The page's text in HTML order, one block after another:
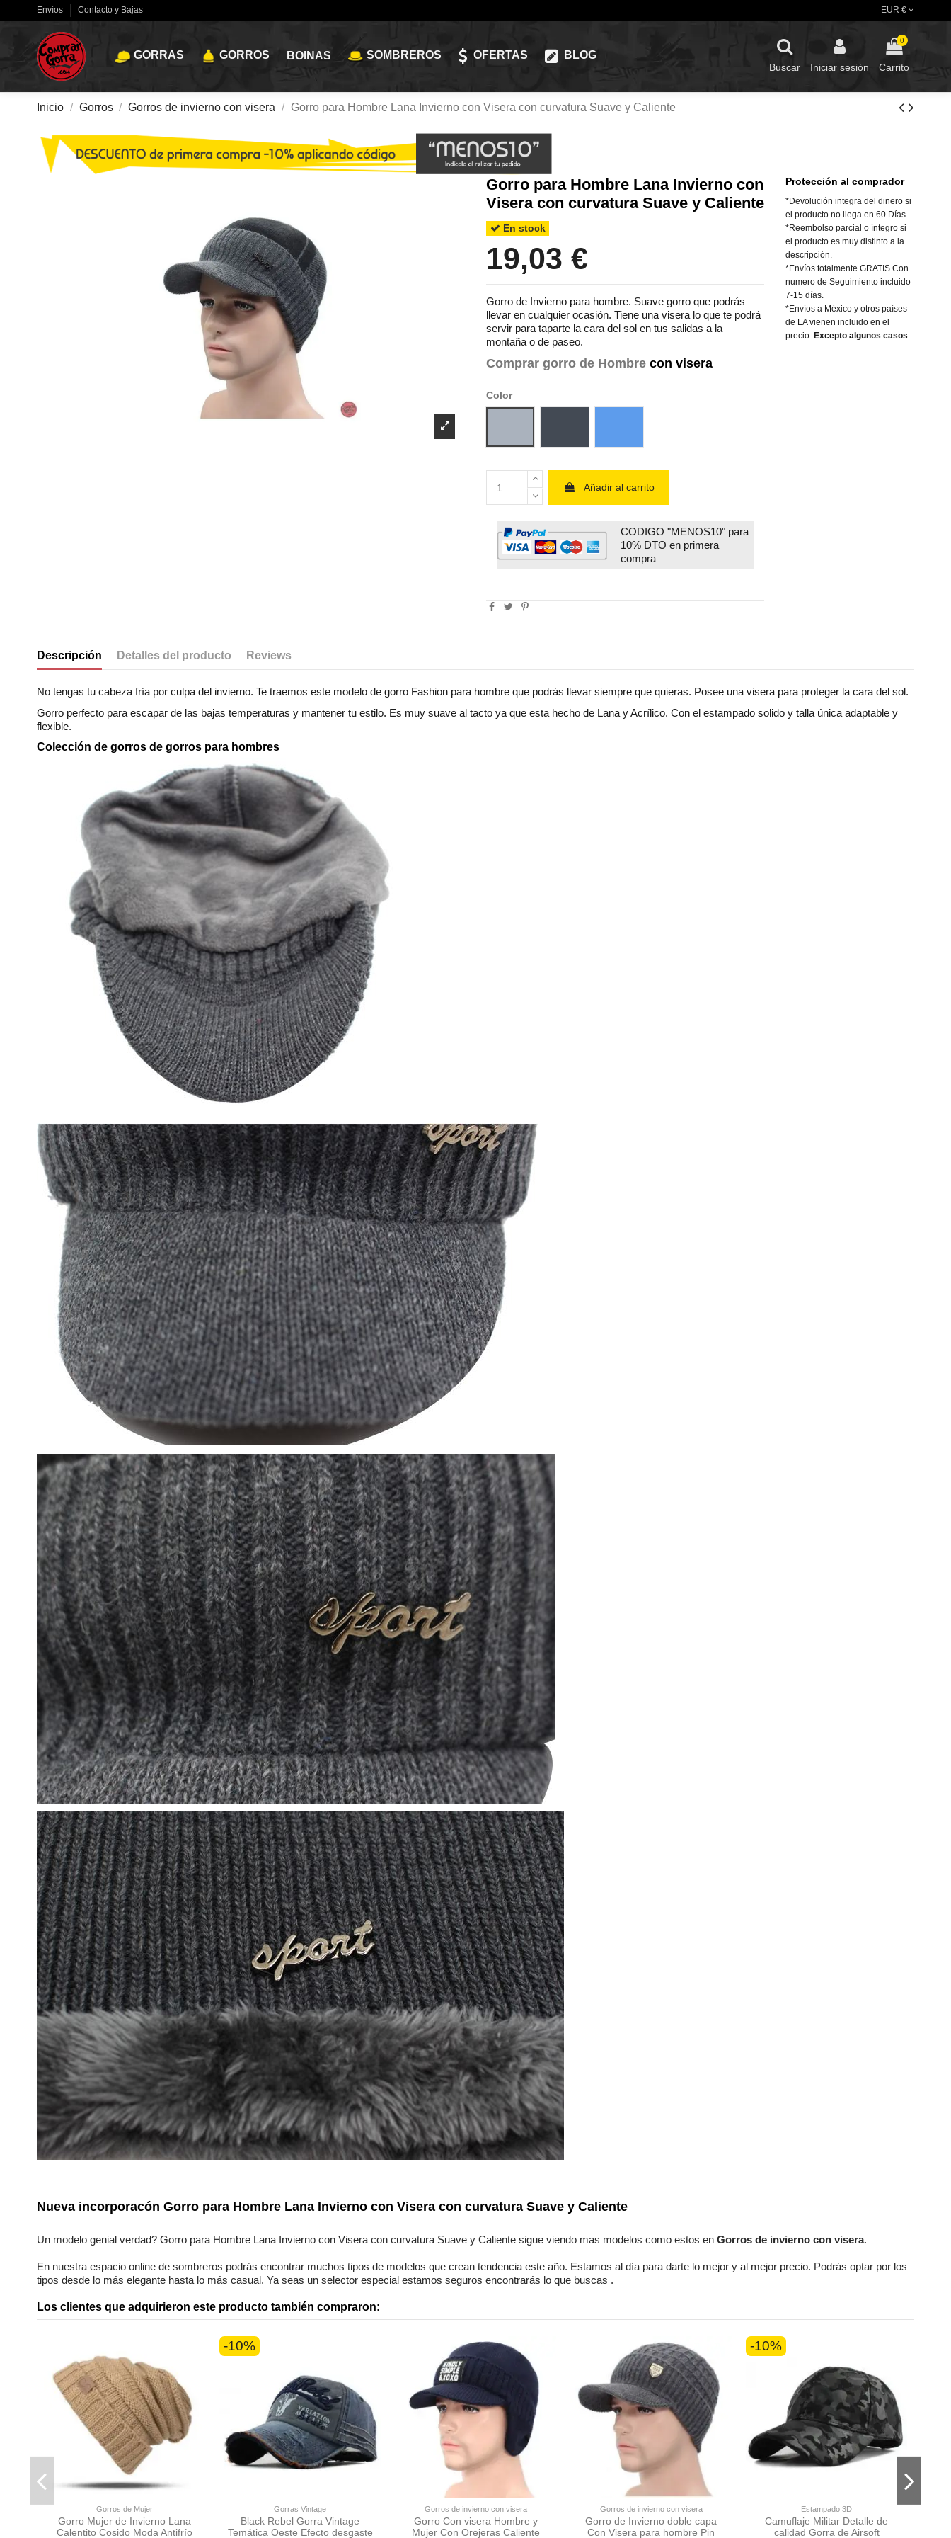
Envíos Contacto y Bajas EUR €
GORRAS GORROS BOINAS SOMBREROS OFERTAS BLOG
Buscar Iniciar sesión
0
Carrito
Inicio Gorros Gorros de invierno con visera Gorro para Hombre Lana Invierno con Visera con curvatura Suave y Caliente
Gorro para Hombre Lana Invierno con
Visera con curvatura Suave y Caliente
En stock
19,03 €
Gorro de Invierno para hombre. Suave gorro que podrás
llevar en cualquier ocasión. Tiene una visera lo que te podrá
servir para taparte la cara del sol en tus salidas a la
montaña o de paseo.
Comprar gorro de Hombre con visera
Color
Añadir al carrito
CODIGO "MENOS10" para
10% DTO en primera
compra
Protección al comprador
*Devolución integra del dinero si
el producto no llega en 60 Días.
*Reembolso parcial o íntegro si
el producto es muy distinto a la
descripción.
*Envíos totalmente GRATIS Con
numero de Seguimiento incluido
7-15 días.
*Envíos a México y otros países
de LA vienen incluido en el
precio.Excepto algunos casos
Descripción Detalles del producto Reviews
No tengas tu cabeza fría por culpa del invierno. Te traemos este modelo de gorro Fashion para hombre que podrás llevar siempre que quieras. Posee una visera para proteger la cara del sol.
Gorro perfecto para escapar de las bajas temperaturas y mantener tu estilo. Es muy suave al tacto ya que esta hecho de Lana y Acrílico. Con el estampado solido y talla única adaptable y
flexible.
Colección de gorros de gorros para hombres
Estilos Informal
Nueva incorporacón Gorro para Hombre Lana Invierno con Visera con curvatura Suave y Caliente
Un modelo genial verdad? Gorro para Hombre Lana Invierno con Visera con curvatura Suave y Caliente sigue viendo mas modelos como estos en Gorros de invierno con visera.
En nuestra espacio online de sombreros podrás encontrar muchos tipos de modelos que crean tendencia este año. Estamos al día para darte lo mejor y al mejor precio. Podrás optar por los
tipos desde lo más elegante hasta lo más casual. Ya seas un selector especial estamos seguros encontrarás lo que buscas .
Los clientes que adquirieron este producto también compraron:
Gorros de Mujer
Gorro Mujer de Invierno Lana
Calentito Cosido Moda Antifrío
-10%
Gorras Vintage
Black Rebel Gorra Vintage
Temática Oeste Efecto desgaste
Gorros de invierno con visera
Gorro Con visera Hombre y
Mujer Con Orejeras Caliente
Gorros de invierno con visera
Gorro de Invierno doble capa
Con Visera para hombre Pin
-10%
Estampado 3D
Camuflaje Militar Detalle de
calidad Gorra de Airsoft
Entrar al club